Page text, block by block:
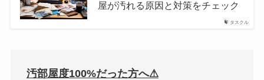
タスクル
屋が汚れる原因と対策をチェック
汚部屋度100%だった方へ⚠︎